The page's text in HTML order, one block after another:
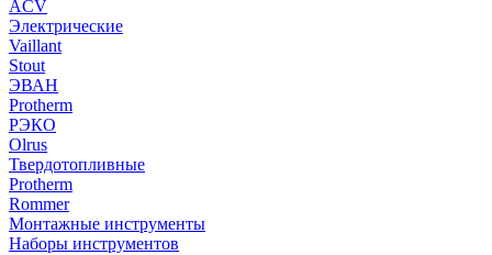
ACV
Электрические
Vaillant
Stout
ЭВАН
Protherm
РЭКО
Olrus
Твердотопливные
Protherm
Rommer
Монтажные инструменты
Наборы инструментов